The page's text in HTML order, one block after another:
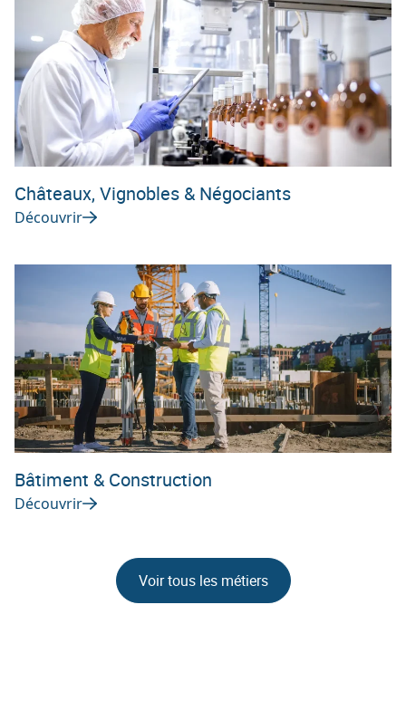
Châteaux, Vignobles & Négociants
Découvrir
Bâtiment & Construction
Découvrir
Voir tous les métiers